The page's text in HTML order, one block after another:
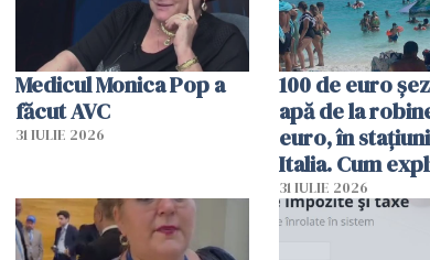
Medicul Monica Pop a
făcut AVC
31 IULIE 2026
100 de euro
apă de la
euro, în
Italia. Cum
autoritățile
31 IULIE 2026